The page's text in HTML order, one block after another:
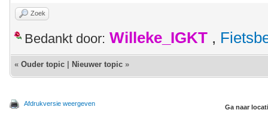
Zoek
Bedankt door: Willeke_IGKT ,
« Ouder topic Nieuwer topic »
Afdrukversie weergeven Ga naar